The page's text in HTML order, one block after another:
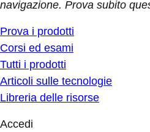
navigazione. Prova subito
Prova i prodotti
Corsi ed esami
Tutti i prodotti
Articoli sulle tecnologie
Libreria delle risorse
Accedi